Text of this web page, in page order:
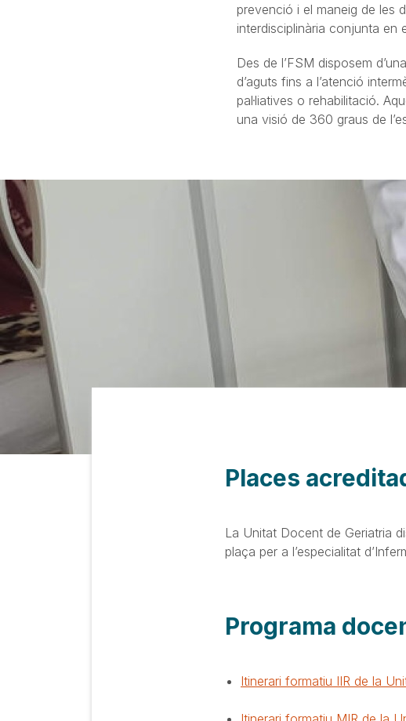
prevenció i el maneig de les
interdisciplinària conjunta en
Des de l’FSM disposem
d’aguts fins a l’atenció
pal·liatives o rehabilitació.
una visió de 360 graus de
Places
La Unitat Docent de Geriatria
plaça per a l’especialitat
Programa
Itinerari formatiu IIR de la